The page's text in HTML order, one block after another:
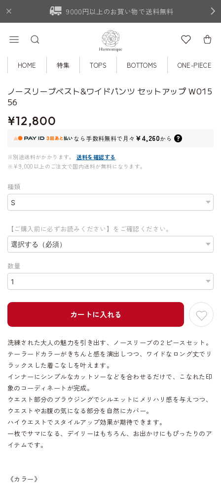
9000円以上のお買い物で送料無料
HOME 特集 TOPS BOTTOMS ONE-PIECE
ノースリーブベスト&ワイドパンツ セットアップ W015
56
¥12,800
なら 手数料無料で月々 ¥4,260から
※別途送料がかかります。
送料を確認する
※¥9,000以上のご注文で国内送料が無料になります。
種類
【ご購入前に必ずお読みください】をご確認ください。
数量
カートに入れる
洗練された大人の魅力を引き出す、ノースリーブの２ピースセット。
テーラードカラーがきちんと感を演出しつつ、ワイドなロング丈でリ
ラックスした着こなしを叶えます。
インナーにシンプルなカットソーなどを合わせるだけで、こなれた印
象のコーディネートが完成。
ウエスト部分のブラウジングでシルエットにメリハリ感を与えつつ、
ウエストやお腹の気になる部分を自然にカバー。
ハイウエストでスタイルアップ効果が期待できます。
一枚でサマになる、デイリーはもちろん、お出かけにもぴったりのア
イテムです。
《カラー》